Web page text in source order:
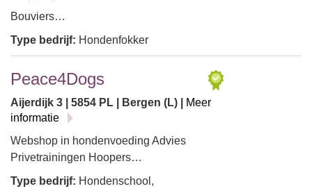
Bouviers…
Type bedrijf: Hondenfokker
Peace4Dogs
Aijerdijk 3 | 5854 PL | Bergen (L) |
Meer
informatie
Webshop in hondenvoeding Advies
Privetrainingen Hoopers…
Type bedrijf: Hondenschool,